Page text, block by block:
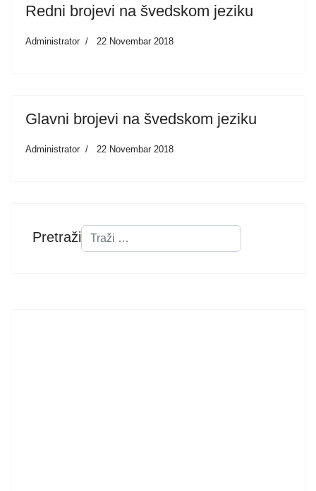
Redni brojevi na švedskom jeziku
Administrator 22 Novembar 2018
Glavni brojevi na švedskom jeziku
Administrator 22 Novembar 2018
Pretraži